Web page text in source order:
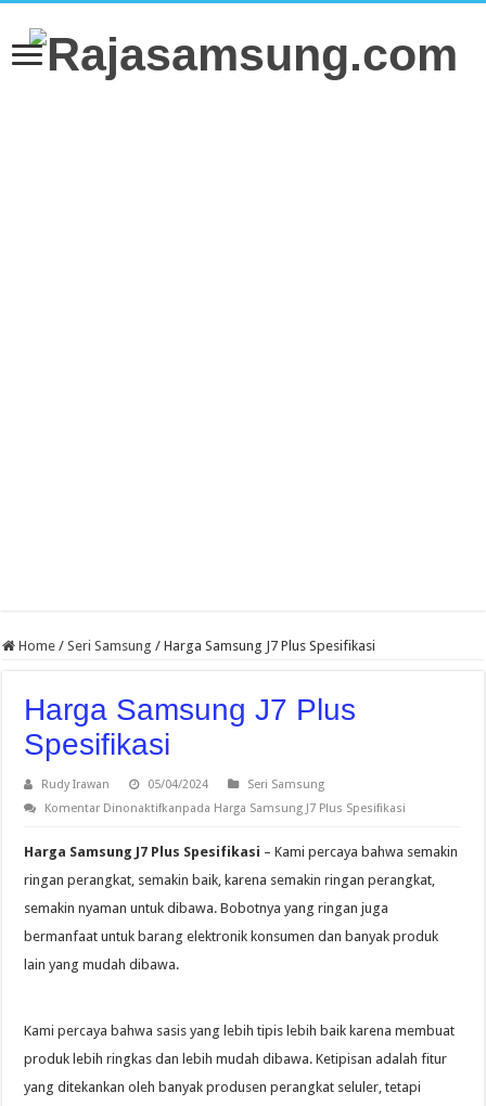
Home / Seri Samsung / Harga Samsung J7 Plus Spesifikasi
Harga Samsung J7 Plus
Spesifikasi
Rudy Irawan 05/04/2024
Seri Samsung
Komentar Dinonaktifkanpada Harga Samsung J7 Plus Spesifikasi
Harga Samsung J7 Plus Spesifikasi – Kami percaya bahwa semakin
ringan perangkat, semakin baik, karena semakin ringan perangkat,
semakin nyaman untuk dibawa. Bobotnya yang ringan juga
bermanfaat untuk barang elektronik konsumen dan banyak produk
lain yang mudah dibawa.
Kami percaya bahwa sasis yang lebih tipis lebih baik karena membuat
produk lebih ringkas dan lebih mudah dibawa. Ketipisan adalah fitur
yang ditekankan oleh banyak produsen perangkat seluler, tetapi